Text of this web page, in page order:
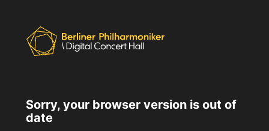
Sorry, your browser version is out of
date